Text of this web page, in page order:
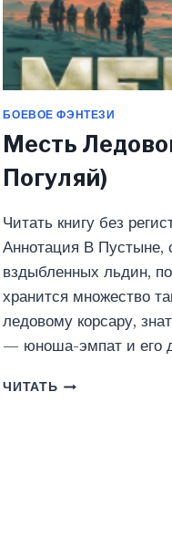
БОЕВОЕ ФЭНТЕЗИ
Месть
Погуляй)
Читать книгу без
Аннотация В Пустыне,
вздыбленных льдин,
хранится множество
ледовому корсару,
— юноша-эмпат и его
ЧИТАТЬ МЕСТЬ